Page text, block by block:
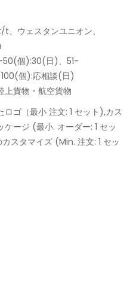
ウェスタンユニオン、
個):30(日)、51-
個):応相談(日)
上貨物・航空貨物
ロゴ（最小 注文: 1 セット),カス
ケージ (最小. オーダー: 1 セッ
スタマイズ (Min. 注文: 1 セッ